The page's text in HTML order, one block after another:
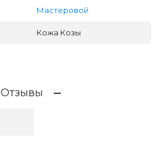
Мастеровой
Кожа Козы
Отзывы